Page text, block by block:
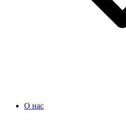
О нас